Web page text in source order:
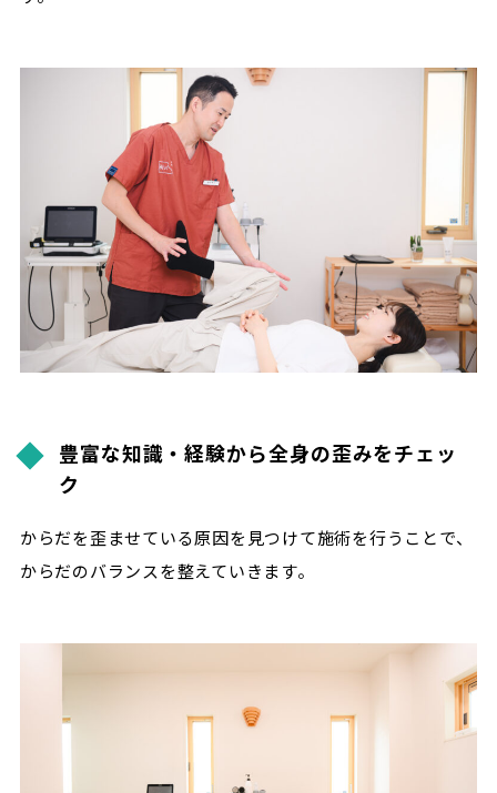
豊富な知識・経験から全身の歪みをチェッ
ク
からだを歪ませている原因を見つけて施術を行うことで、
からだのバランスを整えていきます。